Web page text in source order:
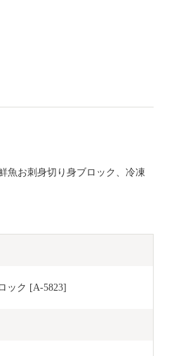
魚お刺身切り身ブロック、冷凍
ック [A-5823]